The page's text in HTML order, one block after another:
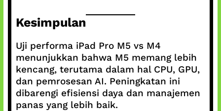
Kesimpulan
Uji performa iPad Pro M5 vs M4
menunjukkan bahwa M5 memang lebih
kencang, terutama dalam hal CPU, GPU,
dan pemrosesan AI. Peningkatan ini
dibarengi efisiensi daya dan manajemen
panas yang lebih baik.